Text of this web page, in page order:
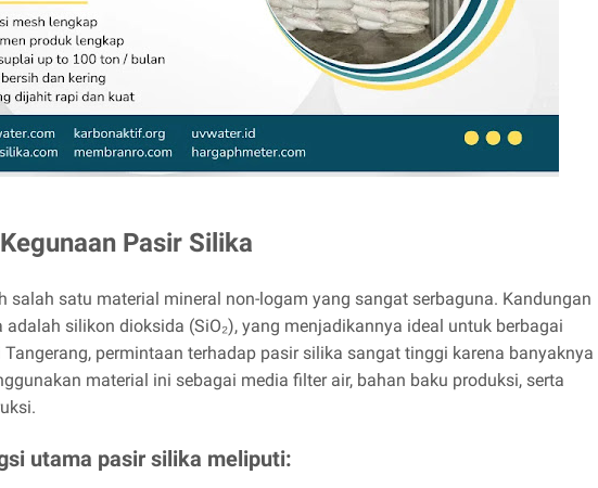
Pasir Silika
salah satu material mineral non-logam yang sangat serbaguna. Kandungan
silikon dioksida (SiO₂), yang menjadikannya ideal untuk berbagai
permintaan terhadap pasir silika sangat tinggi karena banyaknya
material ini sebagai media filter air, bahan baku produksi, serta
utama pasir silika meliputi: